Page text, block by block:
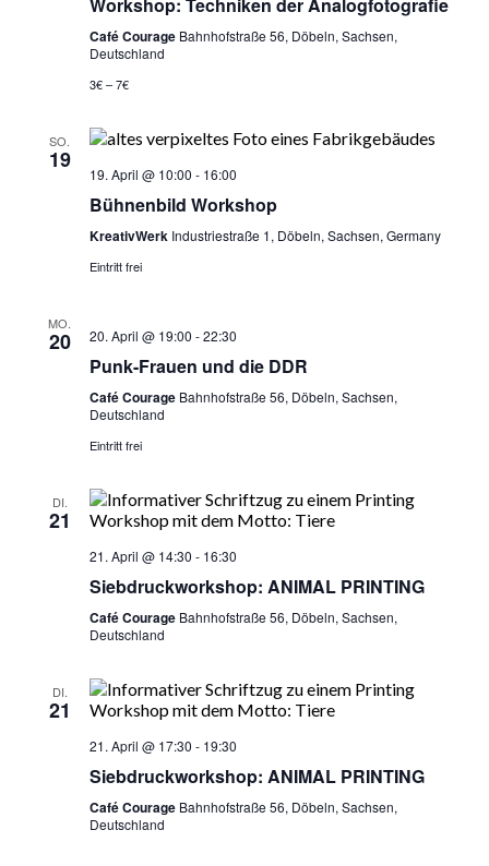
Café Courage Bahnhofstraße 56, Döbeln, Sachsen,
Deutschland
3€ – 7€
SO.
19
19. April @ 10:00 - 16:00
Bühnenbild Workshop
KreativWerk Industriestraße 1, Döbeln, Sachsen, Germany
Eintritt frei
MO.
20 20. April @ 19:00 -22:30
Punk-Frauen und die DDR
Café Courage Bahnhofstraße 56, Döbeln, Sachsen,
Deutschland
Eintritt frei
DI.
21
21. April @ 14:30 - 16:30
Siebdruckworkshop: ANIMAL PRINTING
Café Courage Bahnhofstraße 56, Döbeln, Sachsen,
Deutschland
DI.
21
21. April @ 17:30 - 19:30
Siebdruckworkshop: ANIMAL PRINTING
Café Courage Bahnhofstraße 56, Döbeln, Sachsen,
Deutschland